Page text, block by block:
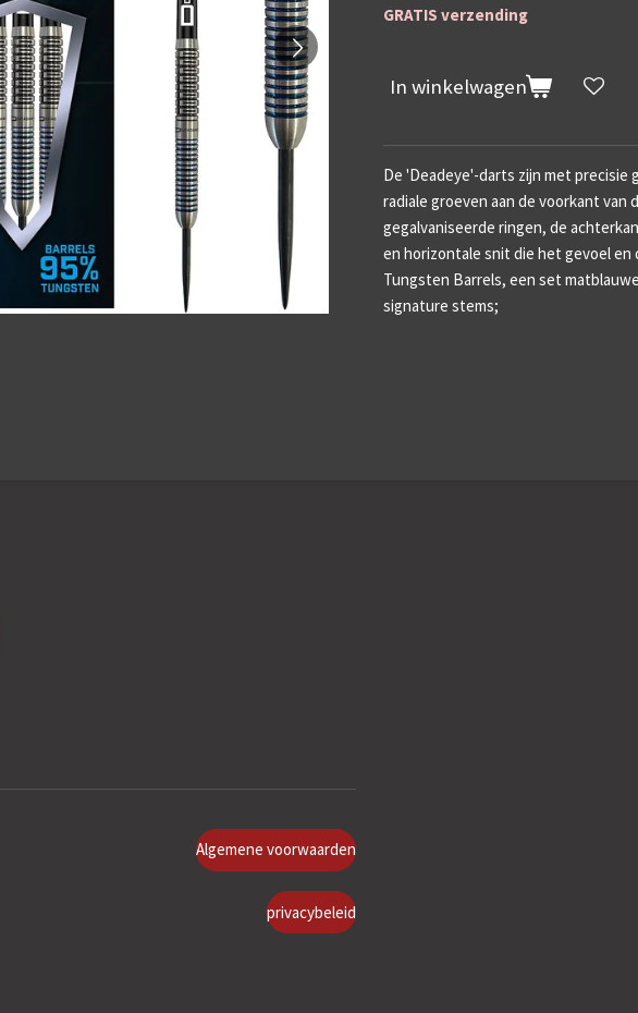
GRATIS verzending
In winkelwagen
De 'Deadeye'-darts zijn met precisie
radiale groeven aan de voorkant van
gegalvaniseerde ringen, de
en horizontale snit die het gevoel en
Tungsten Barrels, een set
signature stems;
Algemene voorwaarden
privacybeleid